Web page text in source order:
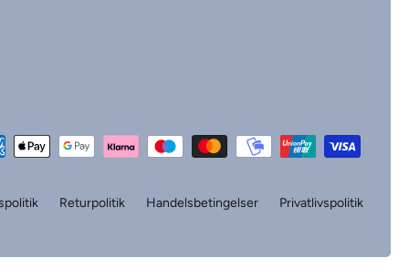
Returpolitik Handelsbetingelser Privatlivspolitik